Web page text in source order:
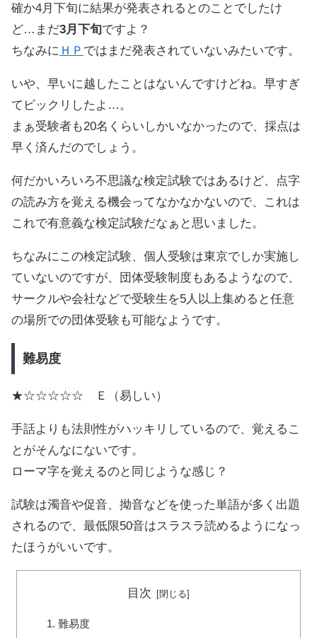
確か4月下旬に結果が発表されるとのことでしたけ
ど…まだ3月下旬ですよ？
ちなみに ＨＰ ではまだ発表されていないみたいです。
いや、早いに越したことはないんですけどね。早すぎ
てビックリしたよ…。
まぁ受験者も20名くらいしかいなかったので、採点は
早く済んだのでしょう。
何だかいろいろ不思議な検定試験ではあるけど、点字
の読み方を覚える機会ってなかなかないので、これは
これで有意義な検定試験だなぁと思いました。
ちなみにこの検定試験、個人受験は東京でしか実施し
ていないのですが、団体受験制度もあるようなので、
サークルや会社などで受験生を5人以上集めると任意
の場所での団体受験も可能なようです。
難易度
★☆☆☆☆☆ Ｅ（易しい）
手話よりも法則性がハッキリしているので、覚えるこ
とがそんなにないです。
ローマ字を覚えるのと同じような感じ？
試験は濁音や促音、拗音などを使った単語が多く出題
されるので、最低限50音はスラスラ読めるようになっ
たほうがいいです。
目次
難易度